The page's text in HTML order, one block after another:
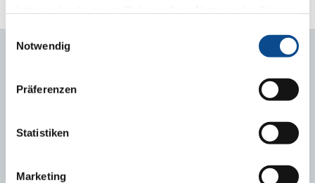
Einwilligungsauswahl
Notwendig
Präferenzen
Statistiken
Marketing
Zašto izolovati?
Podna izolacija – zašto je toliko bitna?